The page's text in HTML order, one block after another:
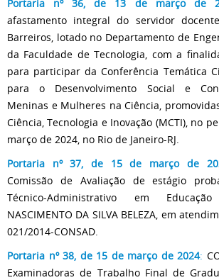
Portaria nº 36, de 13 de março de
afastamento integral do servidor
Barreiros, lotado no Departamento de
da Faculdade de Tecnologia, com a
para participar da Conferência Temática
para o Desenvolvimento Social e
Meninas e Mulheres na Ciência,
Ciência, Tecnologia e Inovação (MCTI), no
março de 2024, no Rio de Janeiro-RJ.
Portaria nº 37, de 15 de março de
Comissão de Avaliação de estágio
Técnico-Administrativo em Educação
NASCIMENTO DA SILVA BELEZA, em
021/2014-CONSAD.
Portaria nº 38, de 15 de março de 2024:
Examinadoras de Trabalho Final de